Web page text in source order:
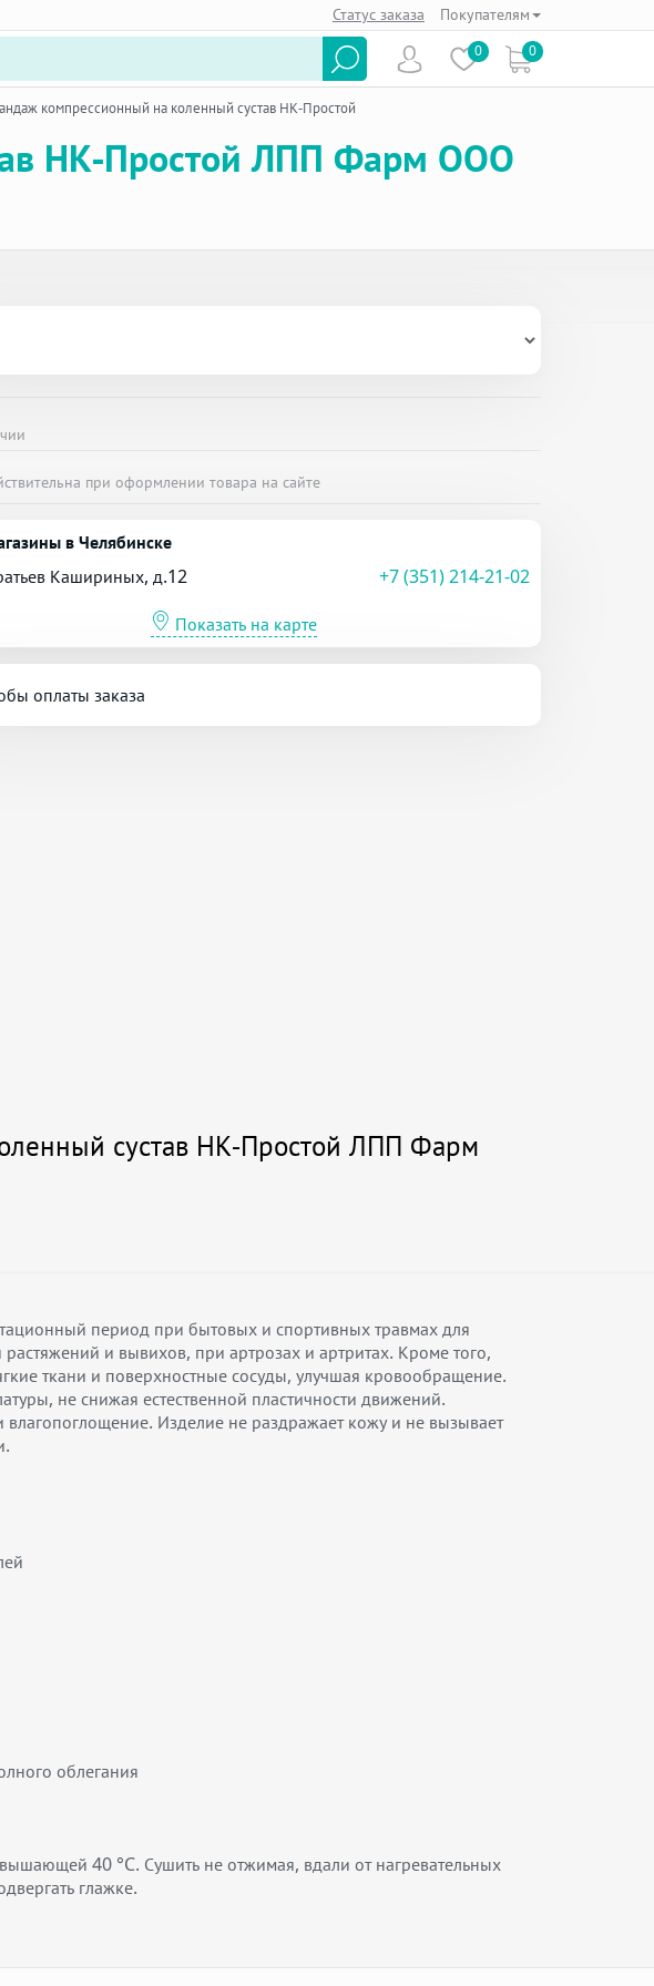
Статус заказа Покупателям
0 0
компрессионный на коленный сустав НК-Простой
НК-Простой ЛПП Фарм ООО
при оформлении товара на сайте
в Челябинске
Кашириных, д.12
+7 (351) 214-21-02
Показать на карте
оплаты заказа
сустав НК-Простой ЛПП Фарм
период при бытовых и спортивных травмах для
и вывихов, при артрозах и артритах. Кроме того,
ткани и поверхностные сосуды, улучшая кровообращение.
не снижая естественной пластичности движений.
Изделие не раздражает кожу и не вызывает
облегания
40 °C. Сушить не отжимая, вдали от нагревательных
глажке.